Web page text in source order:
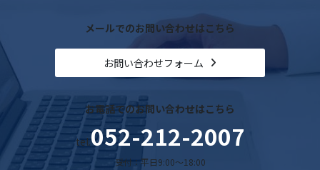
メールでのお問い合わせはこちら
お問い合わせフォーム
お電話でのお問い合わせはこちら
tel.052-212-2007
受付：平日9:00～18:00